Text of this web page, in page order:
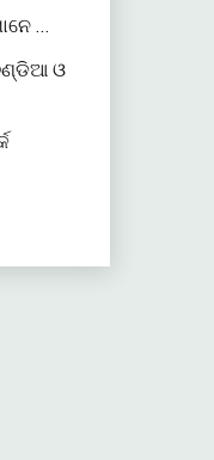
…
ଓ